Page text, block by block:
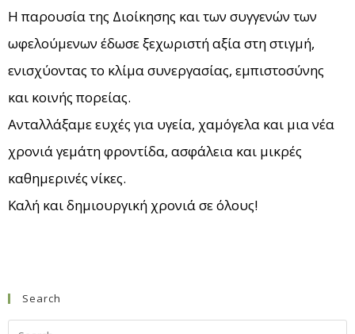
Η παρουσία της Διοίκησης και των συγγενών των
ωφελούμενων έδωσε ξεχωριστή αξία στη στιγμή,
ενισχύοντας το κλίμα συνεργασίας, εμπιστοσύνης
και κοινής πορείας.
Ανταλλάξαμε ευχές για υγεία, χαμόγελα και μια νέα
χρονιά γεμάτη φροντίδα, ασφάλεια και μικρές
καθημερινές νίκες.
Καλή και δημιουργική χρονιά σε όλους!
Search